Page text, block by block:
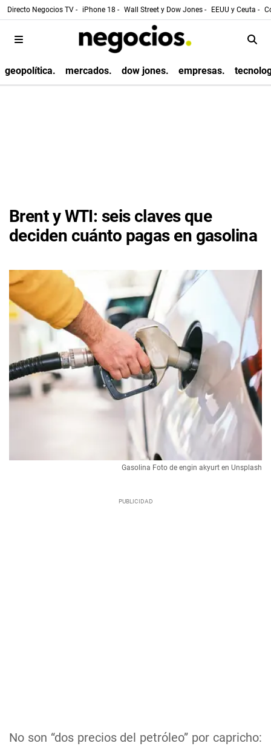
Directo Negocios TV - iPhone 18 - Wall Street y Dow Jones - EEUU y Ceuta -
geopolítica. mercados. dow jones. empresas.
Brent y WTI: seis claves que
deciden cuánto pagas en gasolina
No son “dos precios del petróleo” por capricho:
Gasolina Foto de engin akyurt en Unsplash